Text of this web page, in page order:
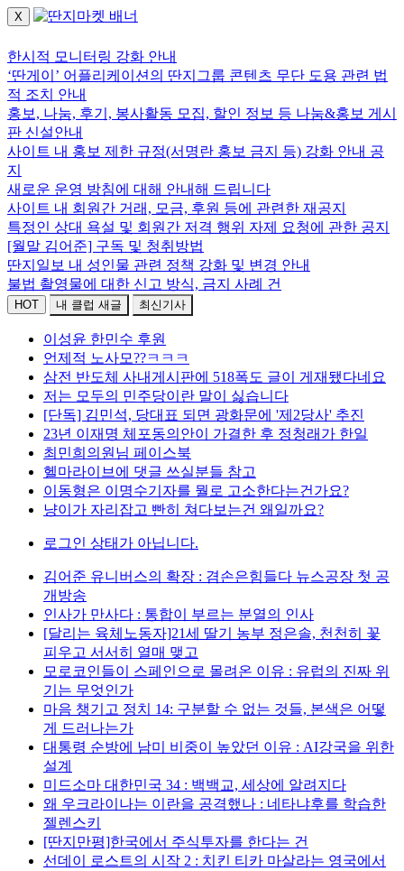
X
한시적 모니터링 강화 안내
‘딴게이’ 어플리케이션의 딴지그룹 콘텐츠 무단 도용 관련 법
적 조치 안내
홍보, 나눔, 후기, 봉사활동 모집, 할인 정보 등 나눔&홍보 게시
판 신설안내
사이트 내 홍보 제한 규정(서명란 홍보 금지 등) 강화 안내 공
지
새로운 운영 방침에 대해 안내해 드립니다
사이트 내 회원간 거래, 모금, 후원 등에 관련한 재공지
특정인 상대 욕설 및 회원간 저격 행위 자제 요청에 관한 공지
[월말 김어준] 구독 및 청취방법
딴지일보 내 성인물 관련 정책 강화 및 변경 안내
불법 촬영물에 대한 신고 방식, 금지 사례 건
HOT 내 클럽 새글 최신기사
이성윤 한민수 후원
언제적 노사모??ㅋㅋㅋ
삼전 반도체 사내게시판에 518폭도 글이 게재됐다네요
저는 모두의 민주당이란 말이 싫습니다
[단독] 김민석, 당대표 되면 광화문에 '제2당사' 추진
23년 이재명 체포동의안이 가결한 후 정청래가 한일
최민희의원님 페이스북
헬마라이브에 댓글 쓰실분들 참고
이동형은 이명수기자를 뭘로 고소한다는건가요?
냥이가 자리잡고 빤히 쳐다보는건 왜일까요?
로그인 상태가 아닙니다.
김어준 유니버스의 확장 : 겸손은힘들다 뉴스공장 첫 공
개방송
인사가 만사다 : 통합이 부르는 분열의 인사
[달리는 육체노동자]21세 딸기 농부 정은솔, 천천히 꽃
피우고 서서히 열매 맺고
모로코인들이 스페인으로 몰려온 이유 : 유럽의 진짜 위
기는 무엇인가
마음 챙기고 정치 14: 구분할 수 없는 것들, 본색은 어떻
게 드러나는가
대통령 순방에 남미 비중이 높았던 이유 : AI강국을 위한
설계
미드소마 대한민국 34 : 백백교, 세상에 알려지다
왜 우크라이나는 이란을 공격했나 : 네타냐후를 학습한
젤렌스키
[딴지만평]한국에서 주식투자를 한다는 건
선데이 로스트의 시작 2 : 치킨 티카 마살라는 영국에서